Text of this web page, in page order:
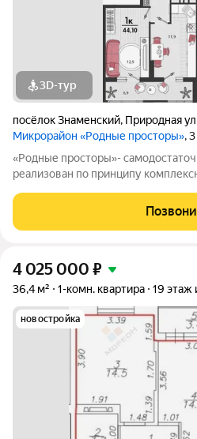
3D-тур
посёлок Знаменский, Природная
Микрорайон «Родные просторы»,
«Родные просторы»-
реализован по принципу
территории 41 га 29 домов от 9
спортивными и игровыми
4 025 000 ₽
36,4 м² 1-комн. квартира 19 этаж
новостройка